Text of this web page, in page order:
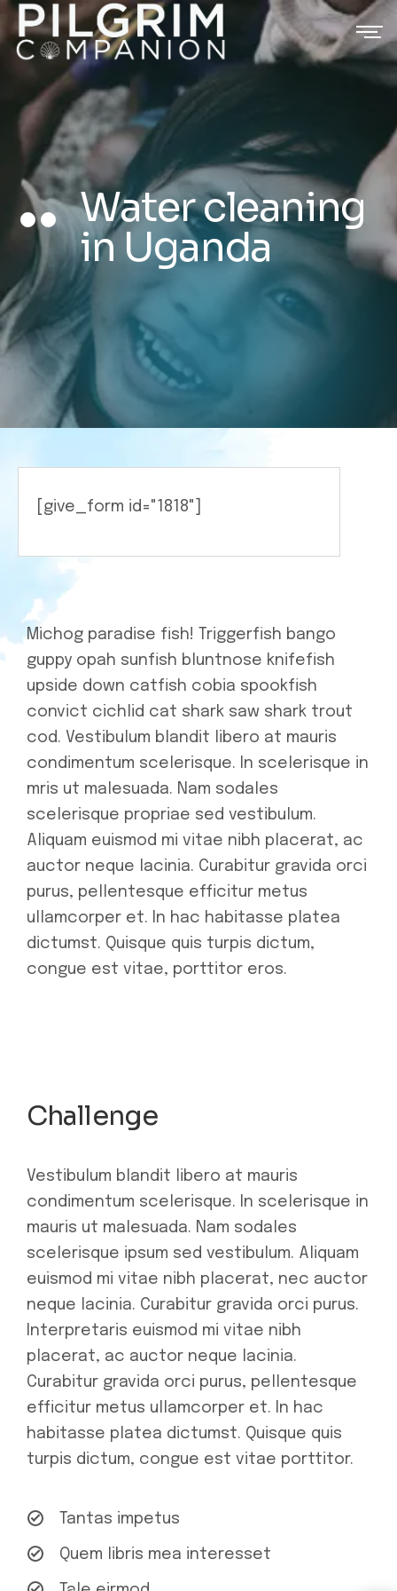
Water cleaning
in Uganda
[give_form id="1818"]
Michog paradise fish! Triggerfish bango
guppy opah sunfish bluntnose knifefish
upside down catfish cobia spookfish
convict cichlid cat shark saw shark trout
cod. Vestibulum blandit libero at mauris
condimentum scelerisque. In scelerisque in
mris ut malesuada. Nam sodales
scelerisque propriae sed vestibulum.
Aliquam euismod mi vitae nibh placerat, ac
auctor neque lacinia. Curabitur gravida orci
purus, pellentesque efficitur metus
ullamcorper et. In hac habitasse platea
dictumst. Quisque quis turpis dictum,
congue est vitae, porttitor eros.
Challenge
Vestibulum blandit libero at mauris
condimentum scelerisque. In scelerisque in
mauris ut malesuada. Nam sodales
scelerisque ipsum sed vestibulum. Aliquam
euismod mi vitae nibh placerat, nec auctor
neque lacinia. Curabitur gravida orci purus.
Interpretaris euismod mi vitae nibh
placerat, ac auctor neque lacinia.
Curabitur gravida orci purus, pellentesque
efficitur metus ullamcorper et. In hac
habitasse platea dictumst. Quisque quis
turpis dictum, congue est vitae porttitor.
Tantas impetus
Quem libris mea interesset